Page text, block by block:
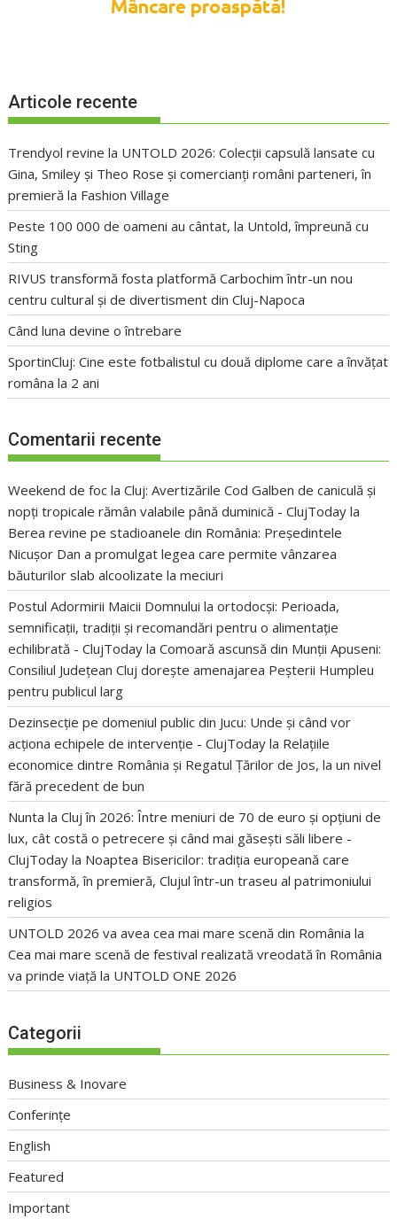
Articole recente
Trendyol revine la UNTOLD 2026: Colecții capsulă lansate cu
Gina, Smiley și Theo Rose și comercianți români parteneri, în
premieră la Fashion Village
Peste 100 000 de oameni au cântat, la Untold, împreună cu
Sting
RIVUS transformă fosta platformă Carbochim într-un nou
centru cultural și de divertisment din Cluj-Napoca
Când luna devine o întrebare
SportinCluj: Cine este fotbalistul cu două diplome care a învățat
româna la 2 ani
Comentarii recente
Weekend de foc la Cluj: Avertizările Cod Galben de caniculă și
nopți tropicale rămân valabile până duminică - ClujToday la
Berea revine pe stadioanele din România: Președintele
Nicușor Dan a promulgat legea care permite vânzarea
băuturilor slab alcoolizate la meciuri
Postul Adormirii Maicii Domnului la ortodocși: Perioada,
semnificații, tradiții și recomandări pentru o alimentație
echilibrată - ClujToday laComoară ascunsă din Munții Apuseni:
Consiliul Județean Cluj dorește amenajarea Peșterii Humpleu
pentru publicul larg
Dezinsecție pe domeniul public din Jucu: Unde și când vor
acționa echipele de intervenție - ClujToday la Relațiile
economice dintre România și Regatul Țărilor de Jos, la un nivel
fără precedent de bun
Nunta la Cluj în 2026: Între meniuri de 70 de euro și opțiuni de
lux, cât costă o petrecere și când mai găsești săli libere -
ClujToday la Noaptea Bisericilor: tradiția europeană care
transformă, în premieră, Clujul într-un traseu al patrimoniului
religios
UNTOLD 2026 va avea cea mai mare scenă din România la
Cea mai mare scenă de festival realizată vreodată în România
va prinde viață la UNTOLD ONE 2026
Categorii
Business & Inovare
Conferințe
English
Featured
Important